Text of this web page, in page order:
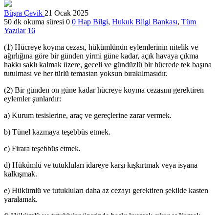
Büşra Çevik 21 Ocak 2025
50 dk okuma süresi 0 0 Hap Bilgi, Hukuk Bilgi Bankası, Tüm
Yazılar 16
(1) Hücreye koyma cezası, hükümlünün eylemlerinin nitelik ve
ağırlığına göre bir günden yirmi güne kadar, açık havaya çıkma
hakkı saklı kalmak üzere, geceli ve gündüzlü bir hücrede tek başına
tutulması ve her türlü temastan yoksun bırakılmasıdır.
(2) Bir günden on güne kadar hücreye koyma cezasını gerektiren
eylemler şunlardır:
a) Kurum tesislerine, araç ve gereçlerine zarar vermek.
b) Tünel kazmaya teşebbüs etmek.
c) Firara teşebbüs etmek.
d) Hükümlü ve tutukluları idareye karşı kışkırtmak veya isyana
kalkışmak.
e) Hükümlü ve tutukluları daha az cezayı gerektiren şekilde kasten
yaralamak.